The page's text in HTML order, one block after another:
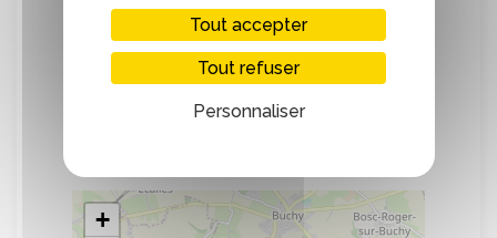
orge, avoine et foin en hiver, et en herbe
dans les pâtures l’été.
+
Tout accepter
Tout refuser
Personnaliser